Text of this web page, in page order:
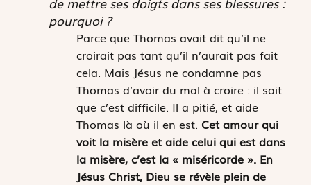
pourquoi ?
Parce que Thomas avait dit qu’il ne
croirait pas tant qu’il n’aurait pas fait
cela. Mais Jésus ne condamne pas
Thomas d’avoir du mal à croire : il sait
que c’est difficile. Il a pitié, et aide
Thomas là où il en est.Cet amour qui
voit la misère et aide celui qui est dans
la misère, c’est la « miséricorde ». En
Jésus Christ, Dieu se révèle plein de